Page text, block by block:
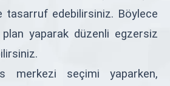
tasarruf edebilirsiniz. Böylece
yaparak düzenli egzersiz
merkezi seçimi yaparken,